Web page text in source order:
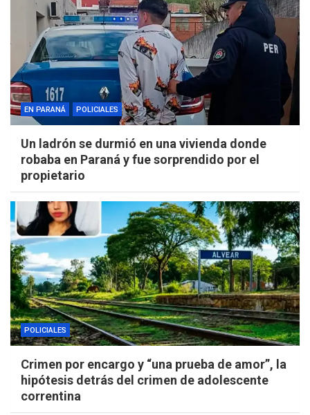
EN PARANÁ POLICIALES
Un ladrón se durmió en una vivienda donde
robaba en Paraná y fue sorprendido por el
propietario
POLICIALES
Crimen por encargo y “una prueba de amor”, la
hipótesis detrás del crimen de adolescente
correntina